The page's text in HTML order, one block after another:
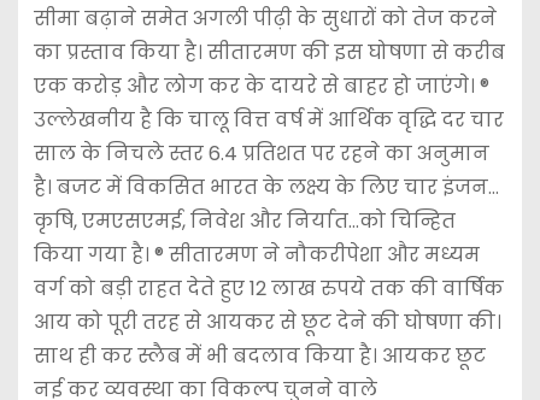
सीमा बढ़ाने समेत अगली पीढ़ी के सुधारों को तेज करने
का प्रस्ताव किया है। सीतारमण की इस घोषणा से करीब
एक करोड़ और लोग कर के दायरे से बाहर हो जाएंगे। ®
उल्लेखनीय है कि चालू वित्त वर्ष में आर्थिक वृद्धि दर चार
साल के निचले स्तर 6.4 प्रतिशत पर रहने का अनुमान
है। बजट में विकसित भारत के लक्ष्य के लिए चार इंजन…
कृषि, एमएसएमई, निवेश और निर्यात…को चिन्हित
किया गया है। ® सीतारमण ने नौकरीपेशा और मध्यम
वर्ग को बड़ी राहत देते हुए 12 लाख रुपये तक की वार्षिक
आय को पूरी तरह से आयकर से छूट देने की घोषणा की।
साथ ही कर स्लैब में भी बदलाव किया है। आयकर छूट
नई कर व्यवस्था का विकल्प चुनने वाले